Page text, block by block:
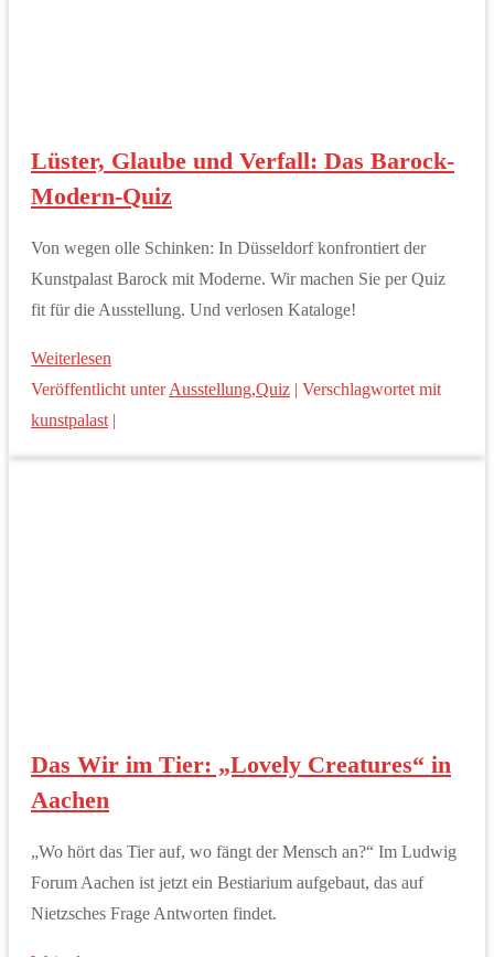
Lüster, Glaube und Verfall: Das Barock-
Modern-Quiz
Von wegen olle Schinken: In Düsseldorf konfrontiert der
Kunstpalast Barock mit Moderne. Wir machen Sie per Quiz
fit für die Ausstellung. Und verlosen Kataloge!
Weiterlesen
Veröffentlicht unter Ausstellung,Quiz | Verschlagwortet mit
kunstpalast |
Das Wir im Tier: „Lovely Creatures“ in
Aachen
„Wo hört das Tier auf, wo fängt der Mensch an?“ Im Ludwig
Forum Aachen ist jetzt ein Bestiarium aufgebaut, das auf
Nietzsches Frage Antworten findet.